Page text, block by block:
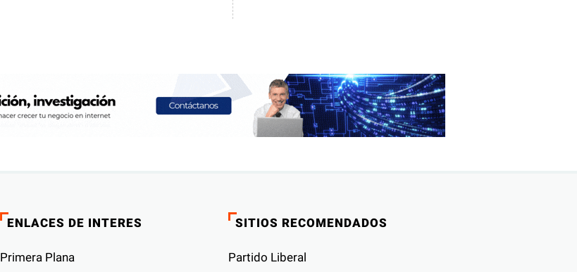
ENLACES DE INTERES
Primera Plana
SITIOS RECOMENDADOS
Partido Liberal